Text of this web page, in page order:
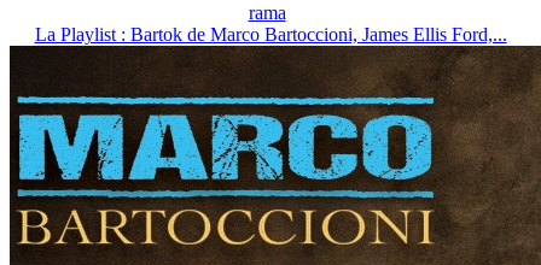
rama
La Playlist : Bartok de Marco Bartoccioni, James Ellis Ford,...